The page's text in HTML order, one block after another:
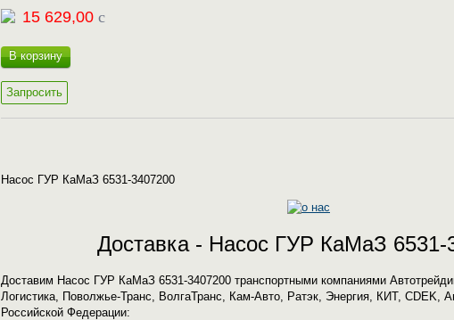
15 629,00 c
В корзину
Запросить
Насос ГУР КаМаЗ 6531-3407200
Доставка - Насос ГУР КаМаЗ 6531-
Доставим Насос ГУР КаМаЗ 6531-3407200 транспортными компаниями
Логистика, Поволжье-Транс, ВолгаТранс, Кам-Авто, Ратэк, Энергия, КИТ, CDEK,
Российской Федерации: